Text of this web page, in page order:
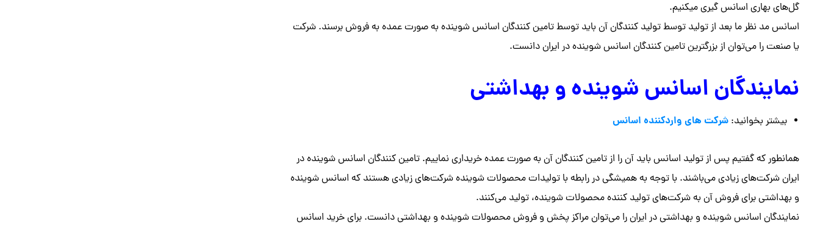
گل‌های بهاری اسانس گیری میکنیم.
اسانس مد نظر ما بعد از تولید توسط تولید کنندگان آن باید توسط تامین کنندگان اسانس شوینده به صورت عمده به فروش برسند. شرکت
یا صنعت را می‌توان از بزرگترین تامین کنندگان اسانس شوینده در ایران دانست.
نمایندگان اسانس شوینده و بهداشتی
بیشتر بخوانید: شرکت های واردکننده اسانس
همانطور که گفتیم پس از تولید اسانس باید آن را از تامین کنندگان آن به صورت عمده خریداری نماییم. تامین کنندگان اسانس شوینده در
ایران شرکت‌های زیادی می‌باشند. با توجه به همیشگی در رابطه با تولیدات محصولات شوینده شرکت‌های زیادی هستند که اسانس شوینده
و بهداشتی برای فروش آن به شرکت‌های تولید کننده محصولات شوینده، تولید می‌کنند.
نمایندگان اسانس شوینده و بهداشتی در ایران را می‌توان مراکز پخش و فروش محصولات شوینده و بهداشتی دانست. برای خرید اسانس